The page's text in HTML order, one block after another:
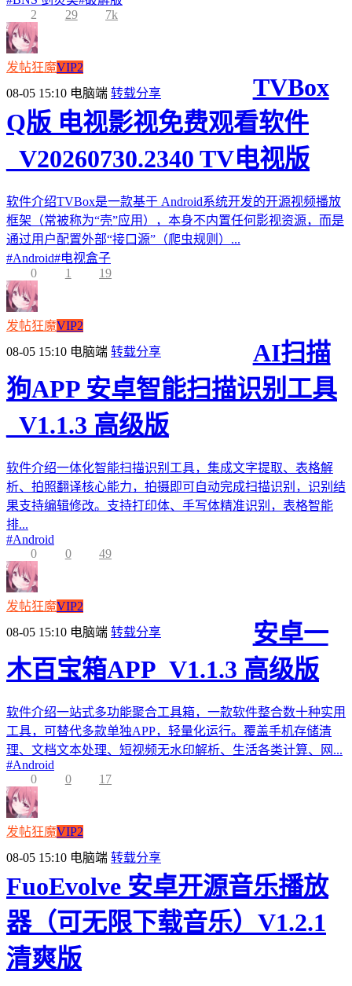
2
29 7k
发帖狂魔VIP2
08-05 15:10 电脑端 转载分享
TVBox
Q版 电视影视免费观看软件
_V20260730.2340 TV电视版
软件介绍TVBox是一款基于 Android系统开发的开源视频播放
框架（常被称为“壳”应用），本身不内置任何影视资源，而是
通过用户配置外部“接口源”（爬虫规则）...
#Android#电视盒子
0
1 19
发帖狂魔VIP2
08-05 15:10 电脑端 转载分享
AI扫描
狗APP 安卓智能扫描识别工具
_V1.1.3 高级版
软件介绍一体化智能扫描识别工具，集成文字提取、表格解
析、拍照翻译核心能力，拍摄即可自动完成扫描识别，识别结
果支持编辑修改。支持打印体、手写体精准识别，表格智能
排...
#Android
0
0 49
发帖狂魔VIP2
08-05 15:10 电脑端 转载分享
安卓一
木百宝箱APP_V1.1.3 高级版
软件介绍一站式多功能聚合工具箱，一款软件整合数十种实用
工具，可替代多款单独APP，轻量化运行。覆盖手机存储清
理、文档文本处理、短视频无水印解析、生活各类计算、网...
#Android
0
0 17
发帖狂魔VIP2
08-05 15:10 电脑端 转载分享
FuoEvolve 安卓开源音乐播放
器（可无限下载音乐）V1.2.1
清爽版